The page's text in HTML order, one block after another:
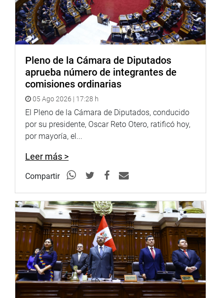
Pleno de la Cámara de Diputados
aprueba número de integrantes de
comisiones ordinarias
05 Ago 2026 | 17:28 h
El Pleno de la Cámara de Diputados, conducido
por su presidente, Oscar Reto Otero, ratificó hoy,
por mayoría, el...
Leer más >
Compartir